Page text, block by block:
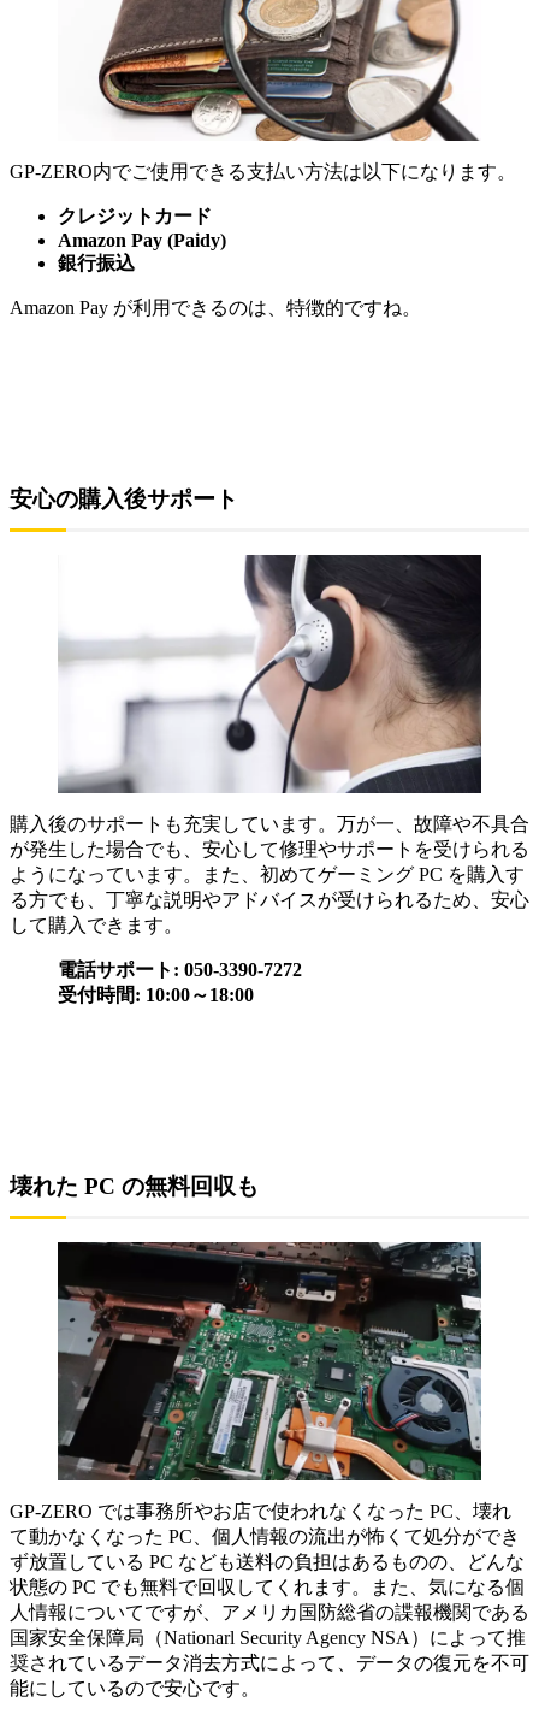
GP-ZERO内でご使用できる支払い方法は以下になります。
クレジットカード
Amazon Pay (Paidy)
銀行振込
Amazon Pay が利用できるのは、特徴的ですね。
安心の購入後サポート
購入後のサポートも充実しています。万が一、故障や不具合
が発生した場合でも、安心して修理やサポートを受けられる
ようになっています。また、初めてゲーミング PC を購入す
る方でも、丁寧な説明やアドバイスが受けられるため、安心
して購入できます。
電話サポート: 050-3390-7272
受付時間: 10:00～18:00
壊れた PC の無料回収も
GP-ZERO では事務所やお店で使われなくなった PC、壊れ
て動かなくなった PC、個人情報の流出が怖くて処分ができ
ず放置している PC なども送料の負担はあるものの、どんな
状態の PC でも無料で回収してくれます。また、気になる個
人情報についてですが、アメリカ国防総省の諜報機関である
国家安全保障局（Nationarl Security Agency NSA）によって推
奨されているデータ消去方式によって、データの復元を不可
能にしているので安心です。